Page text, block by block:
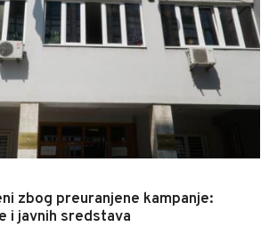
zbog preuranjene kampanje:
i javnih sredstava